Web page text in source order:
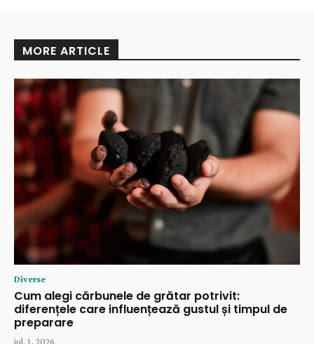
MORE ARTICLE
Diverse
Cum alegi cărbunele de grătar potrivit:
diferențele care influențează gustul și timpul de
preparare
iul. 1, 2026